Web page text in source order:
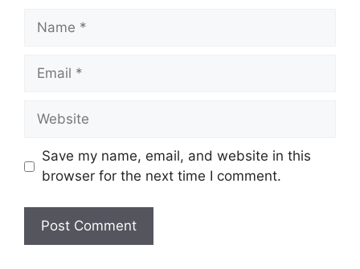
Save my name, email, and website in this
browser for the next time I comment.